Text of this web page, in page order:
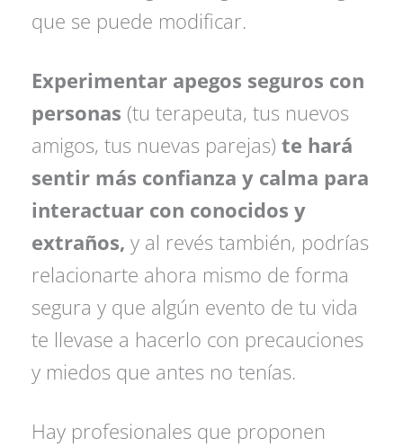
que se puede modificar.
Experimentar apegos seguros con
personas (tu terapeuta, tus nuevos
amigos, tus nuevas parejas)te hará
sentir más confianza y calma para
interactuar con conocidos y
extraños, y al revés también, podrías
relacionarte ahora mismo de forma
segura y que algún evento de tu vida
te llevase a hacerlo con precauciones
y miedos que antes no tenías.
Hay profesionales que proponen